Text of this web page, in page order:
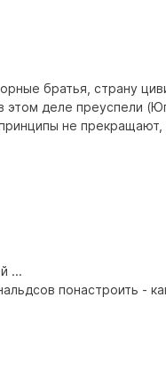
братья, страну
деле преуспели
не
...
понастроить -